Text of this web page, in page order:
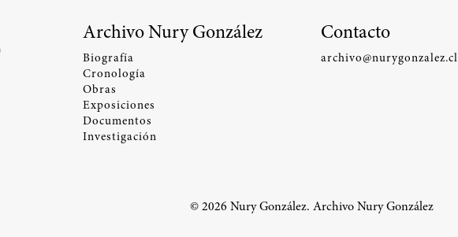
Archivo Nury González
Biografía
Cronología
Obras
Exposiciones
Documentos
Investigación
Contacto
archivo@nurygonzalez.cl
© 2026 Nury González. Archivo Nury González